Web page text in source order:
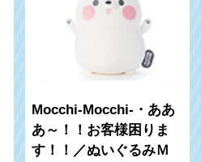
Mocchi-Mocchi-・ああ
あ～！！お客様困りま
す！！／ぬいぐるみＭ